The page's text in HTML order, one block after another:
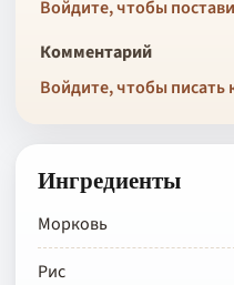
Войдите, чтобы
Комментарий
Войдите, чтобы писать
Ингредиенты
Морковь
Рис